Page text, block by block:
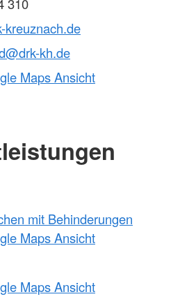
kreuznach.de
kh.de
Maps Ansicht
mit Behinderungen
Maps Ansicht
Maps Ansicht